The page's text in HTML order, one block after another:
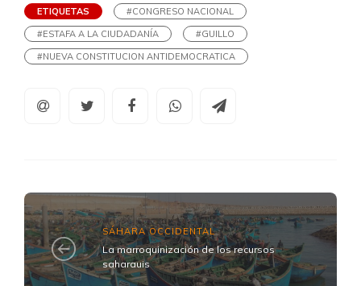
ETIQUETAS
#CONGRESO NACIONAL
#ESTAFA A LA CIUDADANÍA
#GUILLO
#NUEVA CONSTITUCION ANTIDEMOCRATICA
SÁHARA OCCIDENTAL
La marroquinización de los recursos
saharauis